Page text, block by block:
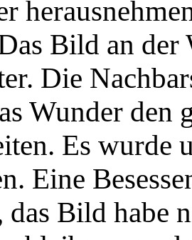
Bild an der
Die
Wunder den
Es wurde
Eine
das Bild habe